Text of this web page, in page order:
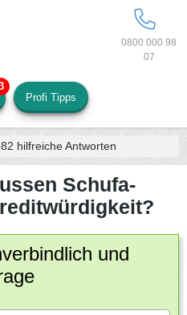
0800 000 98
07
Profi Tipps
hilfreiche Antworten
Schufa-
und